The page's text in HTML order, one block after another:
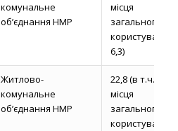
комунальне
об’єднання НМР
місця
загального
користування
6,3)
Житлово-
комунальне
об’єднання НМР
22,8 (в т.ч.
місця
загального
користування